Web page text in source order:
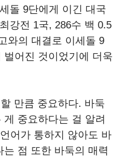
돌 9단에게 이긴 대국
강전 1국, 286수 백 0.5
와의 대결로 이세돌 9
어진 것이었기에 더욱
만큼 중요하다. 바둑
중요하다는 걸 알려
어가 통하지 않아도 바
점 또한 바둑의 매력